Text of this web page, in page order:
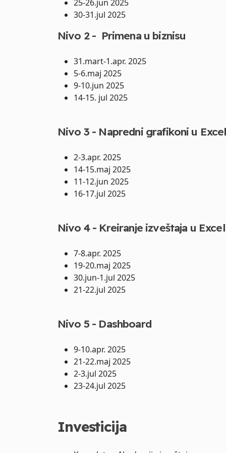
25-26.jun 2025
30-31.jul 2025
Nivo 2 - Primena u biznisu
31.mart-1.apr. 2025
5-6.maj 2025
9-10.jun 2025
14-15. jul 2025
Nivo 3 - Napredni grafikoni u
2-3.apr. 2025
14-15.maj 2025
11-12.jun 2025
16-17.jul 2025
Nivo 4 - Kreiranje izveštaja u
7-8.apr. 2025
19-20.maj 2025
30.jun-1.jul 2025
21-22.jul 2025
Nivo 5 - Dashboard
9-10.apr. 2025
21-22.maj 2025
2-3.jul 2025
23-24.jul 2025
Investicija